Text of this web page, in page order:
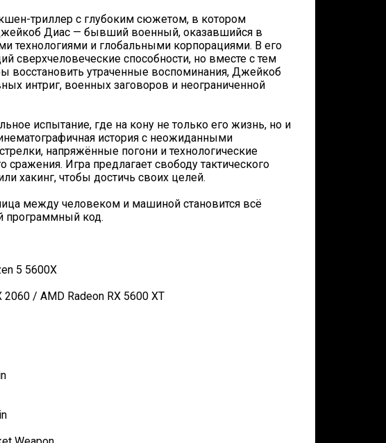
триллер с глубоким сюжетом, в котором
Диас — бывший военный, оказавшийся в
технологиями и глобальными корпорациями. В его
сверхчеловеческие способности, но вместе с тем
утраченные воспоминания, Джейкоб
интриг, военных заговоров и неограниченной
испытание, где на кону не только его жизнь, но и
история с неожиданными
напряжённые погони и технологические
Игра предлагает свободу тактического
хакинг, чтобы достичь своих целей.
между человеком и машиной становится всё
программный код.
5 5600X
2060 / AMD Radeon RX 5600 XT